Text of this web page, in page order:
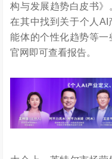
构与发展趋势白皮书
在其中找到关于个人
能体的个性化趋势等
官网即可查看报告。